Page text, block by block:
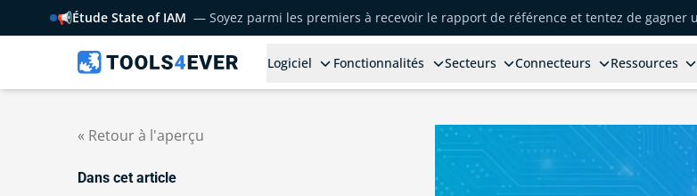
📢Étude State of IAM — Soyez parmi les premiers à recevoir le rapport de référence et tentez de gagner
Logiciel Fonctionnalités Secteurs Connecteurs Ressources
« Retour à l'aperçu
Dans cet article